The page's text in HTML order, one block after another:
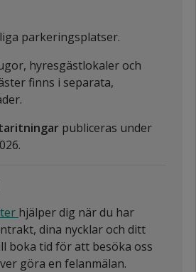
parkeringsplatser.
hyresgästlokaler och
finns i separata,
publiceras under
hjälper dig när du har
dina nycklar och ditt
boka tid för att besöka oss
göra en felanmälan.